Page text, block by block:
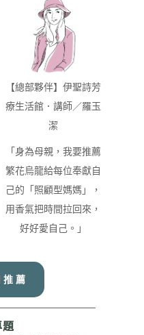
【總部夥伴】伊聖詩芳
療生活館．講師／羅玉
潔
「身為母親，我要推薦
繁花烏龍給每位奉獻自
己的「照顧型媽媽」，
用香氣把時間拉回來，
好好愛自己。 」
薦
題